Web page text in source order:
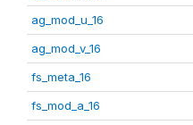
ag_mod_u_16
ag_mod_v_16
fs_meta_16
fs_mod_a_16